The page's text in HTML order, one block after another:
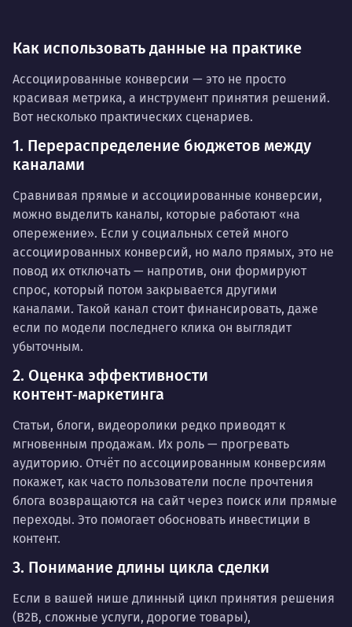
Как использовать данные на практике
Ассоциированные конверсии — это не просто
красивая метрика, а инструмент принятия решений.
Вот несколько практических сценариев.
1. Перераспределение бюджетов между
каналами
Сравнивая прямые и ассоциированные конверсии,
можно выделить каналы, которые работают «на
опережение». Если у социальных сетей много
ассоциированных конверсий, но мало прямых, это не
повод их отключать — напротив, они формируют
спрос, который потом закрывается другими
каналами. Такой канал стоит финансировать, даже
если по модели последнего клика он выглядит
убыточным.
2. Оценка эффективности
контент‑маркетинга
Статьи, блоги, видеоролики редко приводят к
мгновенным продажам. Их роль — прогревать
аудиторию. Отчёт по ассоциированным конверсиям
покажет, как часто пользователи после прочтения
блога возвращаются на сайт через поиск или прямые
переходы. Это помогает обосновать инвестиции в
контент.
3. Понимание длины цикла сделки
Если в вашей нише длинный цикл принятия решения
(B2B, сложные услуги, дорогие товары),